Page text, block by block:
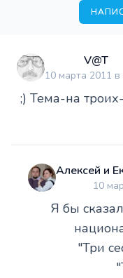
V@T
10 марта 2011 в
;) Тема-на
Алексей и
10
Я бы
"Три